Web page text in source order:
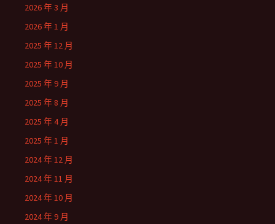
2026 年 3 月
2026 年 1 月
2025 年 12 月
2025 年 10 月
2025 年 9 月
2025 年 8 月
2025 年 4 月
2025 年 1 月
2024 年 12 月
2024 年 11 月
2024 年 10 月
2024 年 9 月